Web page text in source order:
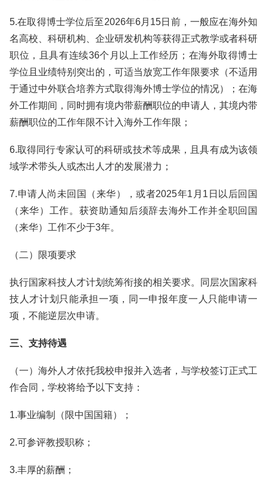
5.在取得博士学位后至2026年6月15日前，一般应在海外知
名高校、科研机构、企业研发机构等获得正式教学或者科研
职位，且具有连续36个月以上工作经历；在海外取得博士
学位且业绩特别突出的，可适当放宽工作年限要求（不适用
于通过中外联合培养方式取得海外博士学位的情况）；在海
外工作期间，同时拥有境内带薪酬职位的申请人，其境内带
薪酬职位的工作年限不计入海外工作年限；
6.取得同行专家认可的科研或技术等成果，且具有成为该领
域学术带头人或杰出人才的发展潜力；
7.申请人尚未回国（来华），或者2025年1月1日以后回国
（来华）工作。获资助通知后须辞去海外工作并全职回国
（来华）工作不少于3年。
（二）限项要求
执行国家科技人才计划统筹衔接的相关要求。同层次国家科
技人才计划只能承担一项，同一申报年度一人只能申请一
项，不能逆层次申请。
三、支持待遇
（一）海外人才依托我校申报并入选者，与学校签订正式工
作合同，学校将给予以下支持：
1.事业编制（限中国国籍）；
2.可参评教授职称；
3.丰厚的薪酬；